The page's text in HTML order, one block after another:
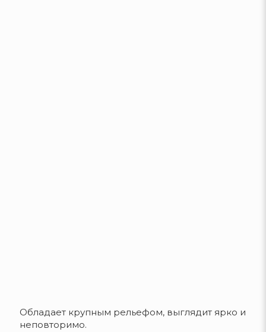
Обладает крупным рельефом, выглядит ярко и
неповторимо.